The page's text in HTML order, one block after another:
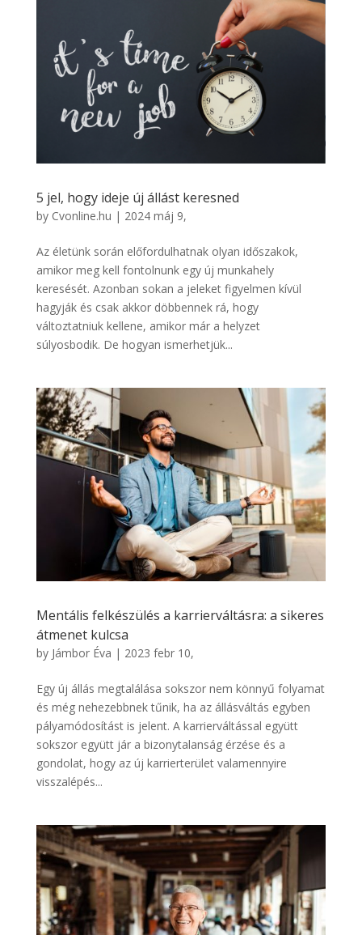
5 jel, hogy ideje új állást keresned
by Cvonline.hu | 2024 máj 9,
Az életünk során előfordulhatnak olyan időszakok,
amikor meg kell fontolnunk egy új munkahely
keresését. Azonban sokan a jeleket figyelmen kívül
hagyják és csak akkor döbbennek rá, hogy
változtatniuk kellene, amikor már a helyzet
súlyosbodik. De hogyan ismerhetjük...
Mentális felkészülés a karrierváltásra: a sikeres
átmenet kulcsa
by Jámbor Éva | 2023 febr 10,
Egy új állás megtalálása sokszor nem könnyű folyamat
és még nehezebbnek tűnik, ha az állásváltás egyben
pályamódosítást is jelent. A karrierváltással együtt
sokszor együtt jár a bizonytalanság érzése és a
gondolat, hogy az új karrierterület valamennyire
visszalépés...